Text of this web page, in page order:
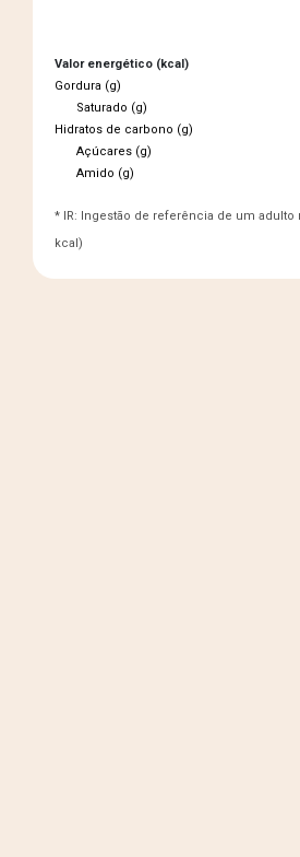
Valor energético (kcal)
Gordura (g)
Saturado (g)
Hidratos de carbono (g)
Açúcares (g)
Amido (g)
* IR: Ingestão de referência de um adulto
kcal)